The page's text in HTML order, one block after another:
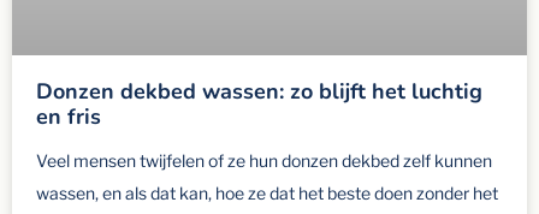
Donzen dekbed wassen: zo blijft het luchtig
en fris
Veel mensen twijfelen of ze hun donzen dekbed zelf kunnen
wassen, en als dat kan, hoe ze dat het beste doen zonder het